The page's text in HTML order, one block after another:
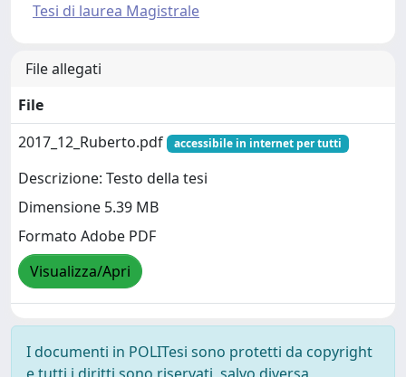
Tesi di laurea Magistrale
File allegati
File
2017_12_Ruberto.pdf
accessibile in internet per tutti
Descrizione: Testo della tesi
Dimensione 5.39 MB
Formato Adobe PDF
Visualizza/Apri
I documenti in POLITesi sono protetti da copyright